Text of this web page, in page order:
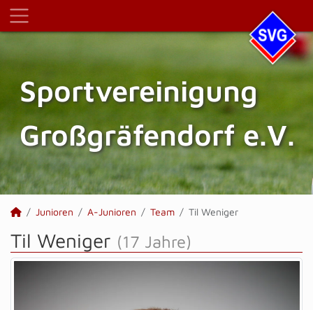
Sportvereinigung
Großgräfendorf e.V.
Junioren A-Junioren Team Til Weniger
Til Weniger (17 Jahre)